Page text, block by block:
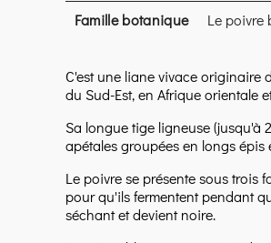
Famille botanique
Le poivre
C'est une liane vivace originaire
du Sud-Est, en Afrique orientale
Sa longue tige ligneuse (jusqu'à
apétales groupées en longs
Le poivre se présente sous trois
pour qu'ils fermentent pendant
séchant et devient noire.